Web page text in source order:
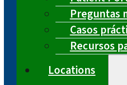
Preguntas
Casos
Recursos
Locations